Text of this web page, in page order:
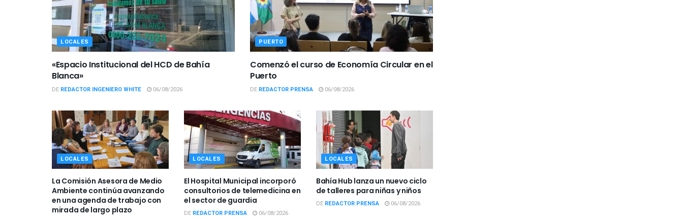
LOCALES
«Espacio Institucional del HCD de Bahía
Blanca»
DE REDACTOR INGENIERO WHITE 06/08/2026
PUERTO
Comenzó el curso de Economía Circular en el
Puerto
DE REDACTOR PRENSA 06/08/2026
LOCALES
La Comisión Asesora de Medio
Ambiente continúa avanzando
en una agenda de trabajo con
mirada de largo plazo
LOCALES
El Hospital Municipal incorporó
consultorios de telemedicina en
el sector de guardia
DE REDACTOR PRENSA 06/08/2026
LOCALES
Bahía Hub lanza un nuevo ciclo
de talleres para niñas y niños
DE REDACTOR PRENSA 06/08/2026